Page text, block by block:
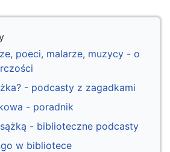
poeci, malarze, muzycy - o
- podcasty z zagadkami
- poradnik
- biblioteczne podcasty
w bibliotece